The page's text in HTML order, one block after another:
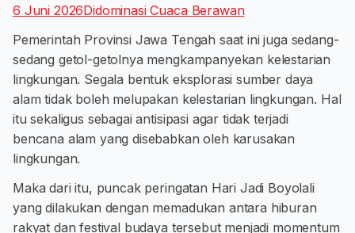
6 Juni 2026Didominasi Cuaca Berawan
Pemerintah Provinsi Jawa Tengah saat ini juga sedang-
sedang getol-getolnya mengkampanyekan kelestarian
lingkungan. Segala bentuk eksplorasi sumber daya
alam tidak boleh melupakan kelestarian lingkungan. Hal
itu sekaligus sebagai antisipasi agar tidak terjadi
bencana alam yang disebabkan oleh karusakan
lingkungan.
Maka dari itu, puncak peringatan Hari Jadi Boyolali
yang dilakukan dengan memadukan antara hiburan
rakyat dan festival budaya tersebut menjadi momentum